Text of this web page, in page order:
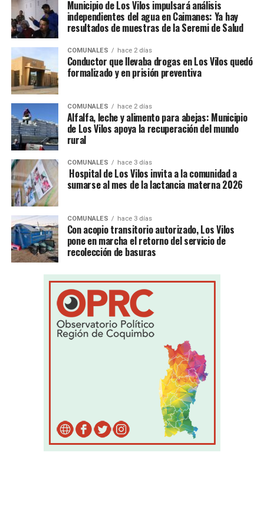
Municipio de Los Vilos impulsará análisis
independientes del agua en Caimanes: Ya hay
resultados de muestras de la Seremi de Salud
COMUNALES hace 2 días
Conductor que llevaba drogas en Los Vilos quedó
formalizado y en prisión preventiva
COMUNALES hace 2 días
Alfalfa, leche y alimento para abejas: Municipio
de Los Vilos apoya la recuperación del mundo
rural
COMUNALES hace 3 días
Hospital de Los Vilos invita a la comunidad a
sumarse al mes de la lactancia materna 2026
COMUNALES hace 3 días
Con acopio transitorio autorizado, Los Vilos
pone en marcha el retorno del servicio de
recolección de basuras